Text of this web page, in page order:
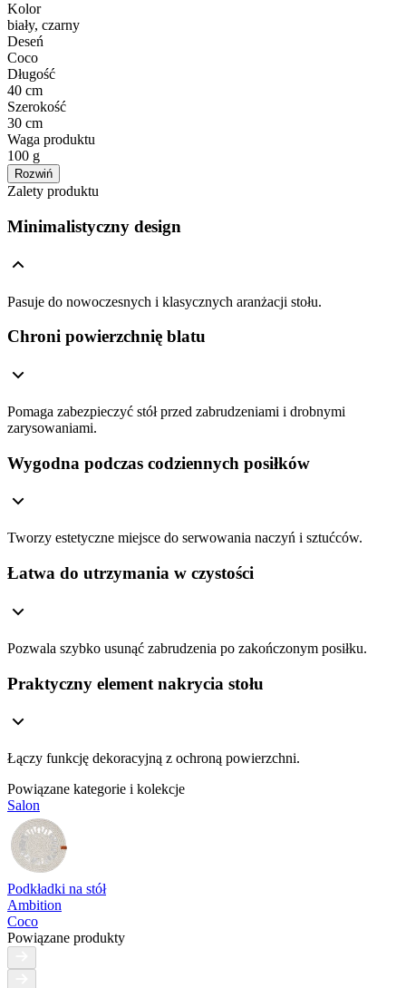
Kolor
biały, czarny
Deseń
Coco
Długość
40 cm
Szerokość
30 cm
Waga produktu
100 g
Rozwiń
Zalety produktu
Minimalistyczny design
Pasuje do nowoczesnych i klasycznych aranżacji stołu.
Chroni powierzchnię blatu
Pomaga zabezpieczyć stół przed zabrudzeniami i drobnymi
zarysowaniami.
Wygodna podczas codziennych posiłków
Tworzy estetyczne miejsce do serwowania naczyń i sztućców.
Łatwa do utrzymania w czystości
Pozwala szybko usunąć zabrudzenia po zakończonym posiłku.
Praktyczny element nakrycia stołu
Łączy funkcję dekoracyjną z ochroną powierzchni.
Powiązane kategorie i kolekcje
Salon
Podkładki na stół
Ambition
Coco
Powiązane produkty